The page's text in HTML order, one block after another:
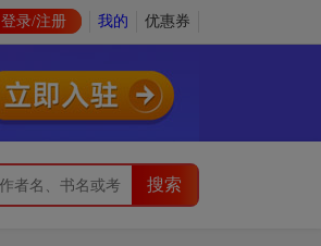
登录/注册 我的 优惠券